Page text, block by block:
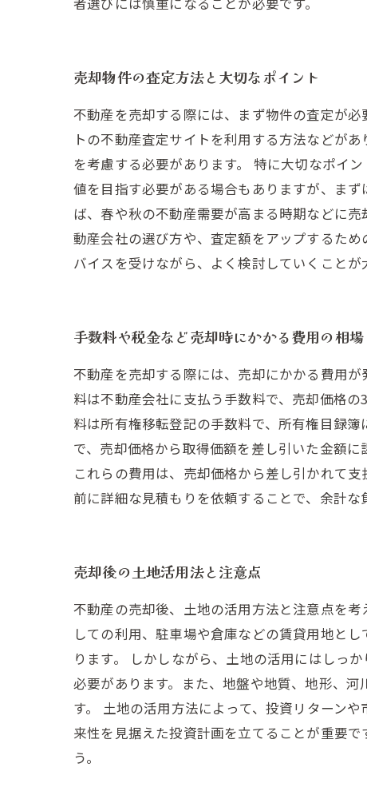
売却物件の査定方法と大切なポイント
不動産を売却する際には、まず物件の査定が
トの不動産査定サイトを利用する方法などが
を考慮する必要があります。 特に大切なポイ
値を目指す必要がある場合もありますが、ま
ば、春や秋の不動産需要が高まる時期などに
動産会社の選び方や、査定額をアップするた
バイスを受けながら、よく検討していくことが
手数料や税金など売却時にかかる費用の相
不動産を売却する際には、売却にかかる費用
料は不動産会社に支払う手数料で、売却価格
料は所有権移転登記の手数料で、所有権目録
で、売却価格から取得価額を差し引いた金額
これらの費用は、売却価格から差し引かれて
前に詳細な見積もりを依頼することで、余計な
売却後の土地活用法と注意点
不動産の売却後、土地の活用方法と注意点を
しての利用、駐車場や倉庫などの賃貸用地と
ります。 しかしながら、土地の活用にはしっ
必要があります。また、地盤や地質、地形、
す。 土地の活用方法によって、投資リターン
来性を見据えた投資計画を立てることが重要
う。